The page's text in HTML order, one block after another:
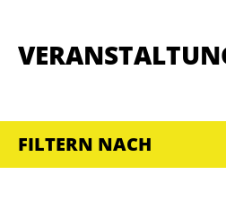
FILTERN NACH